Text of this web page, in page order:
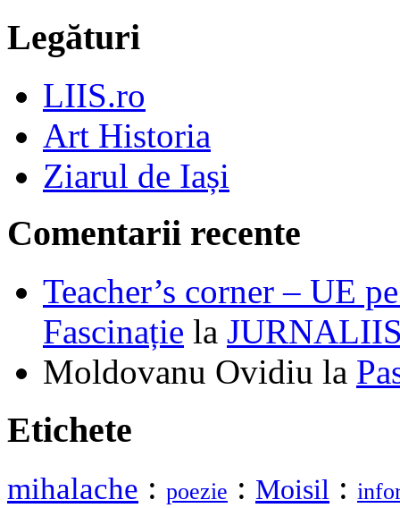
Legături
LIIS.ro
Art Historia
Ziarul de Iași
Comentarii recente
Teacher’s corner – UE
Fascinație la
Moldovanu Ovidiu la
Etichete
mihalache : poezie : Moisil :